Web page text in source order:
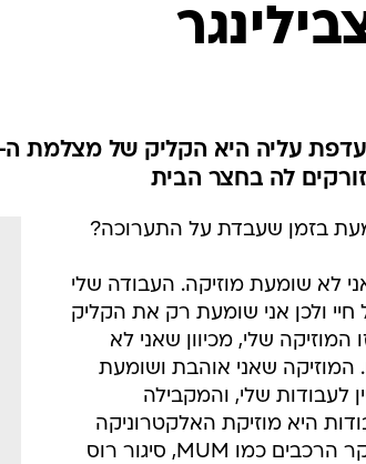
לה בחצר הבית
בזמן שעבדת על התערוכה?
לא שומעת מוזיקה. העבודה שלי
חיי ולכן אני שומעת רק את הקליק
שלי, מכיוון שאני לא
המוזיקה שאני אוהבת ושומעת
לעבודות שלי, והמקבילה
היא מוזיקת האלקטרוניקה
לכל סוגיה; בעיקר הרכבים כמו MUM, סיגור רוס